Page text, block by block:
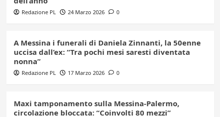
Redazione PL 24 Marzo 2026 0
A Messina i funerali di Daniela Zinnanti, la 50enne
uccisa dall’ex: “Tra pochi mesi saresti diventata
nonna”
Redazione PL 17 Marzo 2026 0
Maxi tamponamento sulla Messina-Palermo,
circolazione bloccata: “Coinvolti 80 mezzi”